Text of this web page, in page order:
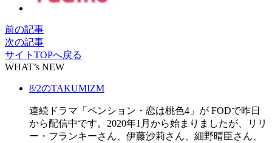
前の記事
次の記事
サイトTOPへ戻る
WHAT’s NEW
8/2のTAKUMIZM
連続ドラマ「ペンション・恋は桃色4」が FODで昨日
から配信中です。2020年1月から始まりましたが、リリ
ー・フランキーさん、伊藤沙莉さん、細野晴臣さん、